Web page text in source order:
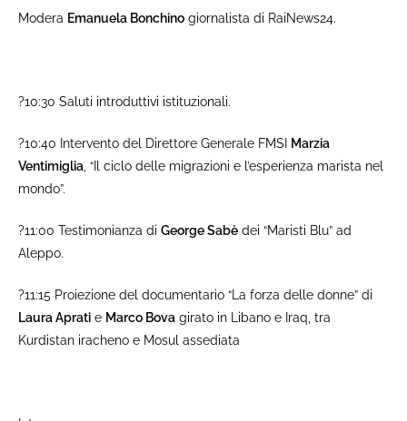
Modera Emanuela Bonchino giornalista di RaiNews24.
?10:30 Saluti introduttivi istituzionali.
?10:40 Intervento del Direttore Generale FMSI
Marzia
Ventimiglia , “Il ciclo delle migrazioni e l’esperienza marista nel
mondo”.
?11:00 Testimonianza di George Sabè dei “Maristi Blu” ad
Aleppo.
?11:15 Proiezione del documentario “La forza delle donne” di
Laura Aprati e Marco Bova girato in Libano e Iraq, tra
Kurdistan iracheno e Mosul assediata